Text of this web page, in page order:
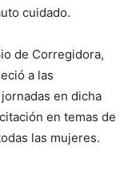
cuidado.
de Corregidora,
a las
en dicha
en temas de
las mujeres.